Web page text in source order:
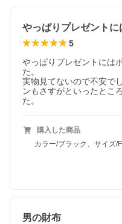
5
やっぱりプレゼントには
た。
実物見てないので不安で
ンもさすがといったとこ
た。
購入した商品
カラー/ブラック、サイズ/
男の財布